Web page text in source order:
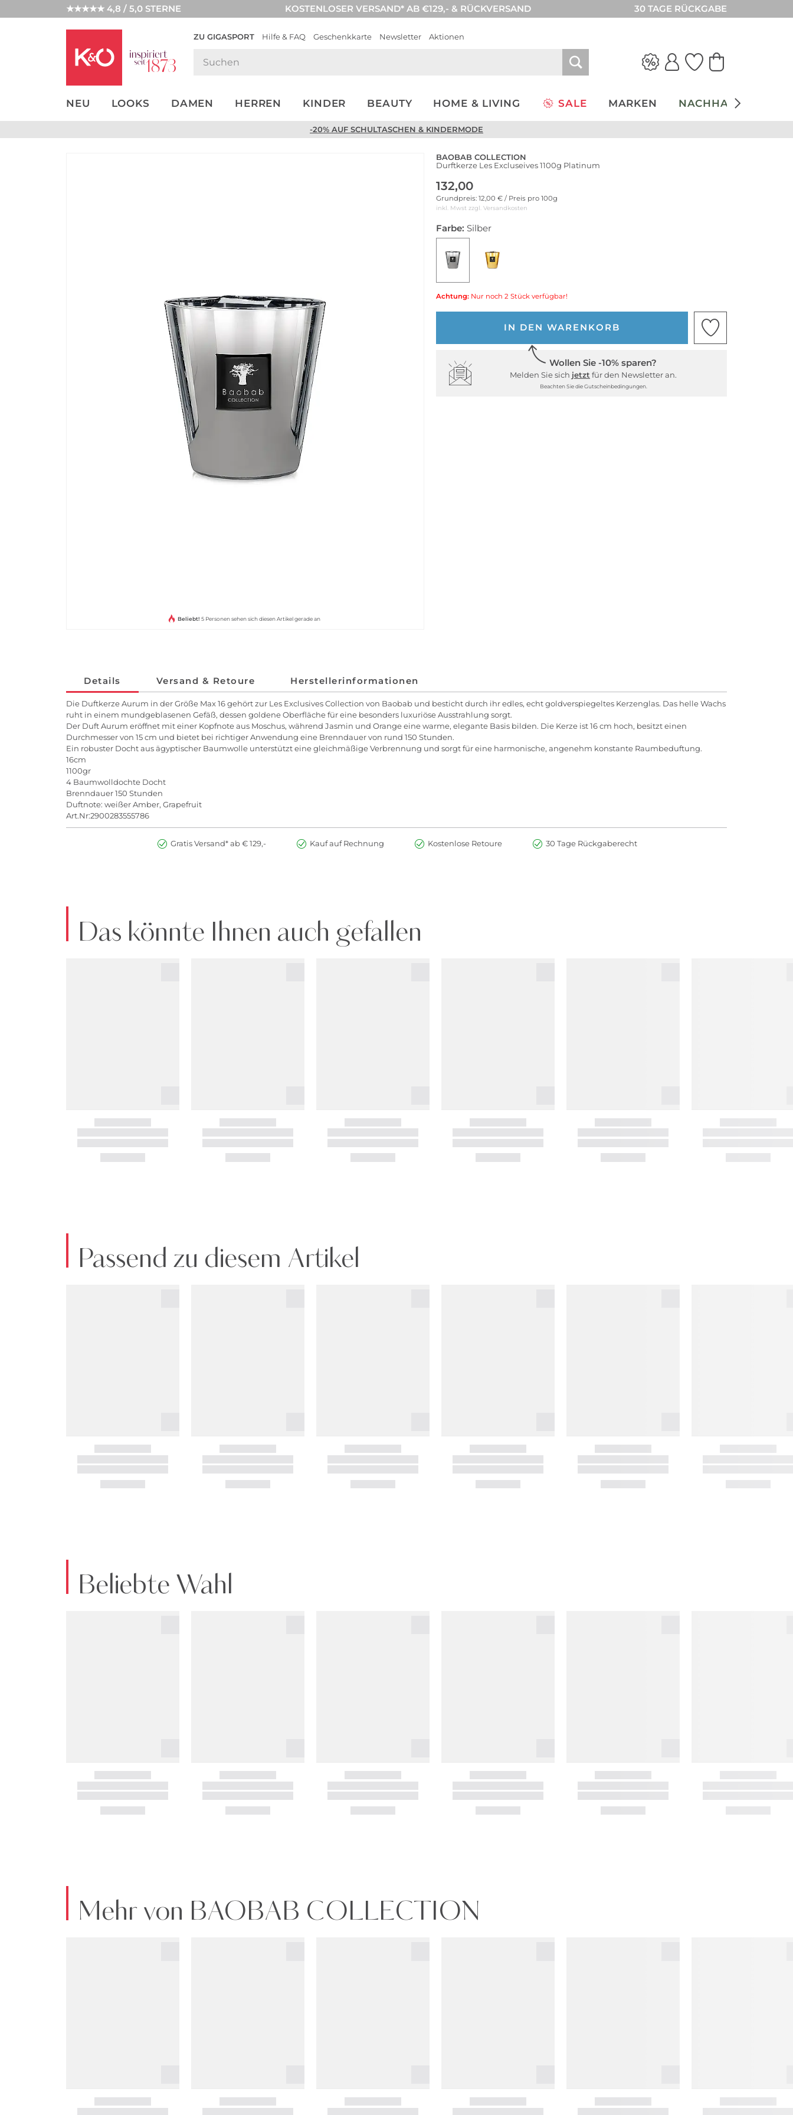
★★★★★ 4,8 / 5,0 STERNE KOSTENLOSER VERSAND* AB €129,- & RÜCKVERSAND 30 TAGE RÜCKGABE
ZU GIGASPORT Hilfe & FAQ Geschenkkarte Newsletter Aktionen
NEU LOOKS DAMEN HERREN KINDER BEAUTY HOME & LIVING SALE MARKEN NACHHALTIGKEIT
NEW IN
WEDDING
-20% AUF SCHULTASCHEN & KINDERMODE
Beliebt! 5 Personen sehen sich diesen Artikel gerade an
BAOBAB COLLECTION
Durftkerze Les Excluseives 1100g Platinum
132,00
Grundpreis: 12,00 € / Preis pro 100g
inkl. Mwst zzgl. Versandkosten
Farbe: Silber
Achtung: Nur noch 2 Stück verfügbar!
IN DEN WARENKORB
Wollen Sie -10% sparen?
Melden Sie sich jetzt für den Newsletter an.
Beachten Sie die Gutscheinbedingungen.
Details Versand & Retoure Herstellerinformationen
Die Duftkerze Aurum in der Größe Max 16 gehört zur Les Exclusives Collection von Baobab und besticht durch ihr edles, echt goldverspiegeltes Kerzenglas. Das helle Wachs
ruht in einem mundgeblasenen Gefäß, dessen goldene Oberfläche für eine besonders luxuriöse Ausstrahlung sorgt.
Der Duft Aurum eröffnet mit einer Kopfnote aus Moschus, während Jasmin und Orange eine warme, elegante Basis bilden. Die Kerze ist 16 cm hoch, besitzt einen
Durchmesser von 15 cm und bietet bei richtiger Anwendung eine Brenndauer von rund 150 Stunden.
Ein robuster Docht aus ägyptischer Baumwolle unterstützt eine gleichmäßige Verbrennung und sorgt für eine harmonische, angenehm konstante Raumbeduftung.
16cm
1100gr
4 Baumwolldochte Docht
Brenndauer 150 Stunden
Duftnote: weißer Amber, Grapefruit
Art.Nr:2900283555786
Gratis Versand* ab € 129,- Kauf auf Rechnung Kostenlose Retoure 30 Tage Rückgaberecht
Das könnte Ihnen auch gefallen
Passend zu diesem Artikel
Beliebte Wahl
Mehr von BAOBAB COLLECTION